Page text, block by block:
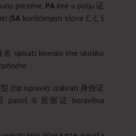
prezime, PA ime u polju 证
(SA korišćenjem slova č, ć, š
upisati kinesko ime ukoliko
(tip isprave): izabrati 身份证
pasoš ili 居留证 boravišna